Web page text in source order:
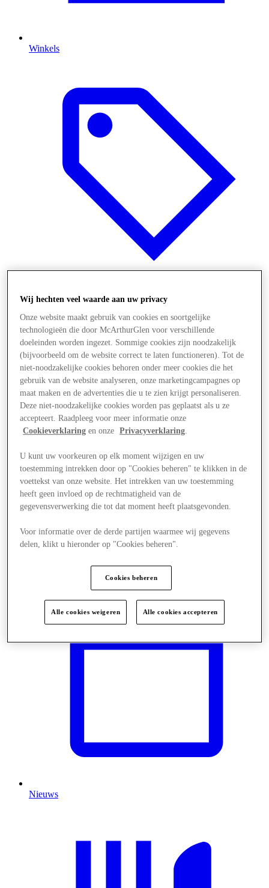
Winkels
Aanbiedingen
Plan je bezoek
Nieuws
Wij hechten veel waarde aan uw privacy
Onze website maakt gebruik van cookies en soortgelijke
technologieën die door McArthurGlen voor verschillende
doeleinden worden ingezet. Sommige cookies zijn noodzakelijk
(bijvoorbeeld om de website correct te laten functioneren). Tot de
niet-noodzakelijke cookies behoren onder meer cookies die het
gebruik van de website analyseren, onze marketingcampagnes op
maat maken en de advertenties die u te zien krijgt personaliseren.
Deze niet-noodzakelijke cookies worden pas geplaatst als u ze
accepteert. Raadpleeg voor meer informatie onze
Cookieverklaring en onze Privacyverklaring.
U kunt uw voorkeuren op elk moment wijzigen en uw
toestemming intrekken door op "Cookies beheren" te klikken in de
voettekst van onze website. Het intrekken van uw toestemming
heeft geen invloed op de rechtmatigheid van de
gegevensverwerking die tot dat moment heeft plaatsgevonden.
Voor informatie over de derde partijen waarmee wij gegevens
delen, klikt u hieronder op "Cookies beheren".
Cookies beheren
Alle cookies weigeren Alle cookies accepteren